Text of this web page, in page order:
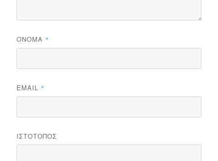
ΌΝΟΜΑ *
EMAIL *
ΙΣΤΌΤΟΠΟΣ